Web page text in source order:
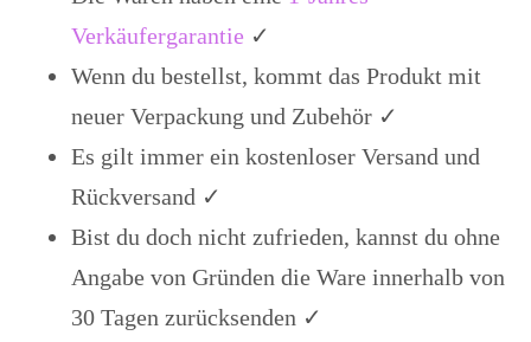
Verkäufergarantie ✓
Wenn du bestellst, kommt das Produkt mit
neuer Verpackung und Zubehör ✓
Es gilt immer ein kostenloser Versand und
Rückversand ✓
Bist du doch nicht zufrieden, kannst du ohne
Angabe von Gründen die Ware innerhalb von
30 Tagen zurücksenden ✓